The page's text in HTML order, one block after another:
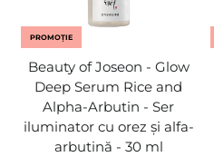
PROMOȚIE
Beauty of Joseon - Glow
Deep Serum Rice and
Alpha-Arbutin - Ser
iluminator cu orez și alfa-
arbutină - 30 ml